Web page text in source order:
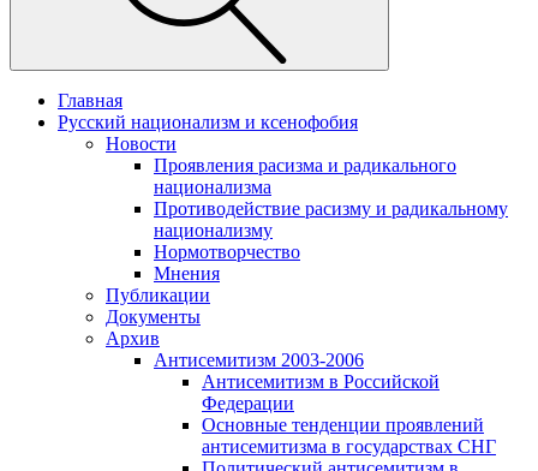
Главная
Русский национализм и ксенофобия
Новости
Проявления расизма и радикального
национализма
Противодействие расизму и радикальному
национализму
Нормотворчество
Мнения
Публикации
Документы
Архив
Антисемитизм 2003-2006
Антисемитизм в Российской
Федерации
Основные тенденции проявлений
антисемитизма в государствах СНГ